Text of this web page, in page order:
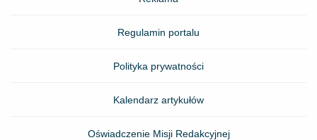
Regulamin portalu
Polityka prywatności
Kalendarz artykułów
Oświadczenie Misji Redakcyjnej